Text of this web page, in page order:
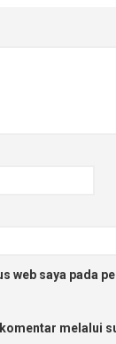
web saya pada
melalui